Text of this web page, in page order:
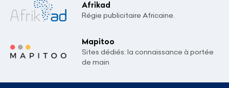
Afrikad
Régie publicitaire Africaine.
Mapitoo
Sites dédiés: la connaissance à portée
de main